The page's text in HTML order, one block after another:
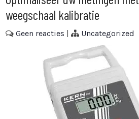
weegschaal kalibratie
Geen reacties | Uncategorized